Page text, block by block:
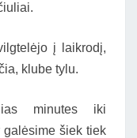
į laikrodį,
klube tylu.
minutes iki
šiek tiek